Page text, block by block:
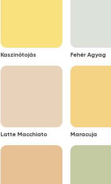
Kaszinótojás Fehér Agyag
Latte Macchiato Maracuja